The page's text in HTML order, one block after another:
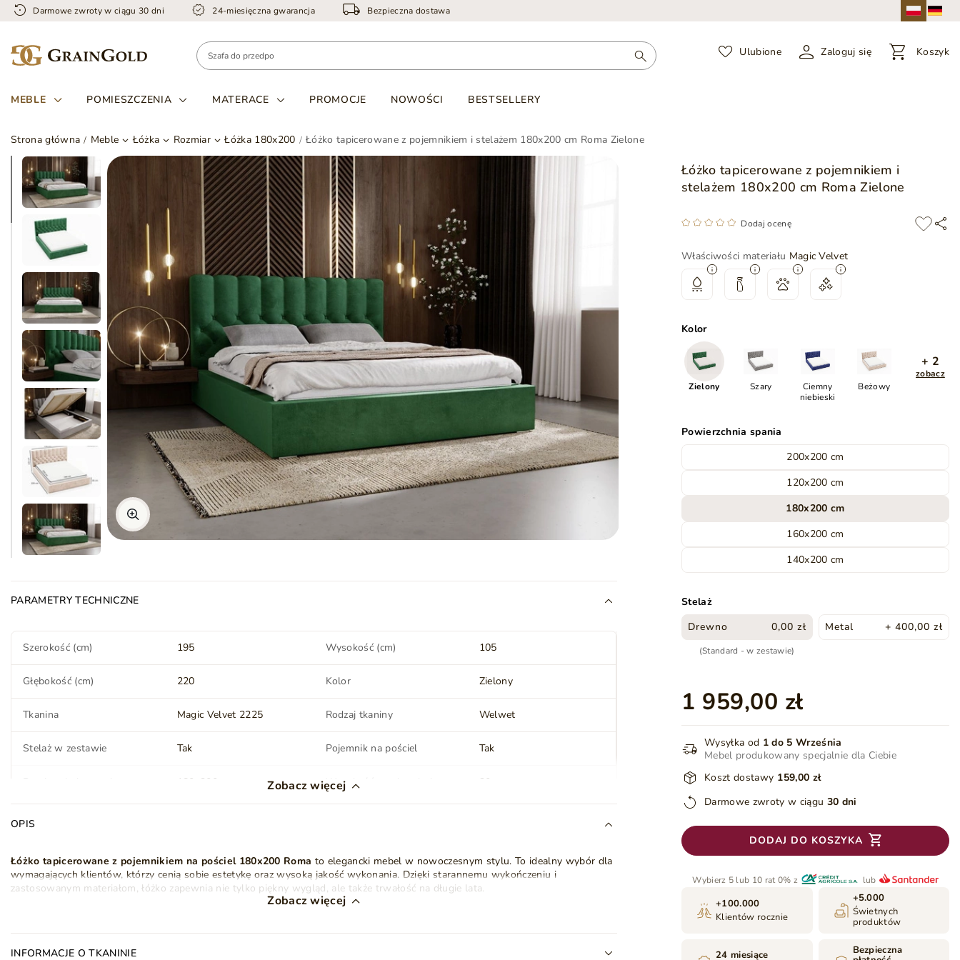
Darmowe zwroty w ciągu 30 dni 24-miesięczna gwarancja Bezpieczna dostawa
Ulubione Zaloguj się Koszyk
MEBLE POMIESZCZENIA MATERACE PROMOCJE NOWOŚCI BESTSELLERY
Strona główna Meble Łóżka Rozmiar Łóżka 180x200 Łóżko tapicerowane z pojemnikiem i stelażem 180x200 cm Roma Zielone
Łóżko tapicerowane z pojemnikiem i
stelażem 180x200 cm Roma Zielone
Dodaj ocenę
Właściwości materiału Magic Velvet
Kolor
Zielony Szary
Ciemny
niebieski
Beżowy
+ 2
zobacz
Powierzchnia spania
200x200 cm
120x200 cm
180x200 cm
160x200 cm
140x200 cm
Stelaż
Drewno
0,00 zł
(Standard - w zestawie)
Metal + 400,00 zł
1 959,00 zł
Wysyłka od 1 do 5 Września
Mebel produkowany specjalnie dla Ciebie
Koszt dostawy 159,00 zł
Darmowe zwroty w ciągu 30 dni
DODAJ DO KOSZYKA
Wybierz 5 lub 10 rat 0% z lub
+100.000
Klientów rocznie
+5.000
Świetnych
produktów
24 miesiące
Bezpieczna
PARAMETRY TECHNICZNE
Szerokość (cm) 195 Wysokość (cm) 105
Głębokość (cm) 220 Kolor Zielony
Tkanina Magic Velvet 2225 Rodzaj tkaniny Welwet
Stelaż w zestawie Tak Pojemnik na pościel Tak
180x200 cm
Wysokość powierzchni
spania (cm)
30
Materac
Kolor nóżek Srebrny Wykonanie nóżek Metal chromowany
Styl Nowoczesny Glamour
Montaż
Do samodzielnego
Zobacz więcej
OPIS
Łóżko tapicerowane z pojemnikiem na pościel 180x200 Roma to elegancki mebel w nowoczesnym stylu. To idealny wybór dla
wymagających klientów, którzy cenią sobie estetykę oraz wysoką jakość wykonania. Dzięki starannemu wykończeniu i
zastosowanym materiałom, łóżko zapewnia nie tylko piękny wygląd, ale także trwałość na długie lata.
Zobacz więcej
INFORMACJE O TKANINIE